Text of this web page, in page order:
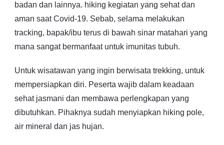
badan dan lainnya. hiking kegiatan yang sehat dan
aman saat Covid-19. Sebab, selama melakukan
tracking, bapak/ibu terus di bawah sinar matahari yang
mana sangat bermanfaat untuk imunitas tubuh.
Untuk wisatawan yang ingin berwisata trekking, untuk
mempersiapkan diri. Peserta wajib dalam keadaan
sehat jasmani dan membawa perlengkapan yang
dibutuhkan. Pihaknya sudah menyiapkan hiking pole,
air mineral dan jas hujan.